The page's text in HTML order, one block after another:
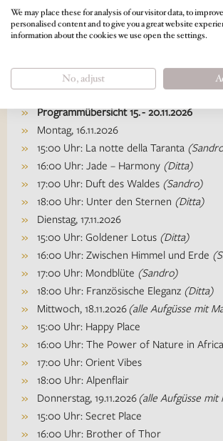
In der Pauschale enthalten
¾ - Naturgenießerpension (Frühstück,
und Abendmenü) - charmant serviert
Programmübersicht 15. - 20.11.2026
Montag, 16.11.2026
15:00 Uhr: La notte della Taranta
16:00 Uhr: Jade – Harmony (Ditta)
17:00 Uhr: Duft des Waldes (Sandro)
18:00 Uhr: Unter den Sternen (Ditta)
Dienstag, 17.11.2026
15:00 Uhr: Goldener Lotus (Ditta)
16:00 Uhr: Zwischen Himmel und Erde
17:00 Uhr: Mondblüte (Sandro)
18:00 Uhr: Französische Eleganz (Ditta)
Mittwoch, 18.11.2026(alle Aufgüsse mit
15:00 Uhr: Happy Place
16:00 Uhr: The Power of Nature in Africa
17:00 Uhr: Orient Vibes
18:00 Uhr: Alpenflair
Donnerstag, 19.11.2026(alle Aufgüsse mit
15:00 Uhr: Secret Place
16:00 Uhr: Brother of Thor
We may place these for analysis of our visitor data, to
personalised content and to give you a great website
information about the cookies we use open the settings.
No, adjust